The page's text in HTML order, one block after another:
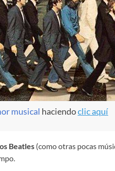
musical haciendoclic aquí
Beatles (como otras pocas